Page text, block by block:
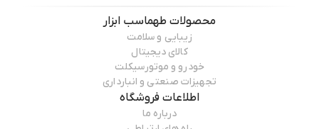
محصولات طهماسب ابزار
زیبایی و سلامت
کالای دیجیتال
خودرو و موتورسیکلت
تجهیزات صنعتی و انبارداری
اطلاعات فروشگاه
درباره ما